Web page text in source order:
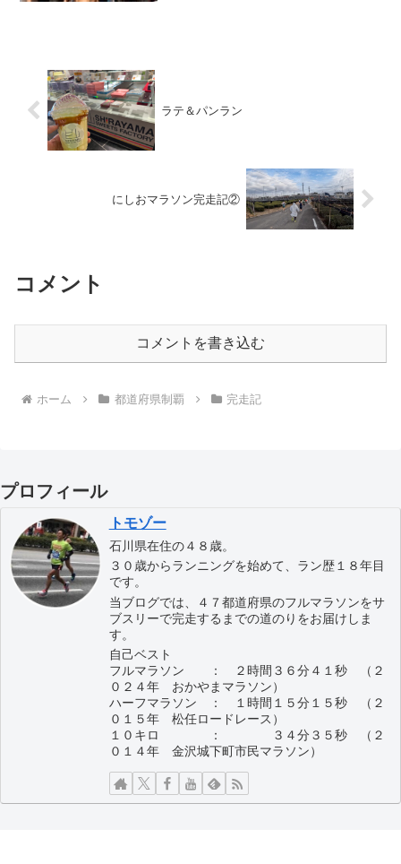
ラテ＆パンラン
にしおマラソン完走記②
コメント
コメントを書き込む
ホーム 都道府県制覇 完走記
プロフィール
トモゾー
石川県在住の４８歳。
３０歳からランニングを始めて、ラン歴１８年目
です。
当ブログでは、４７都道府県のフルマラソンをサ
ブスリーで完走するまでの道のりをお届けしま
す。
自己ベスト
フルマラソン ： ２時間３６分４１秒 （２
０２４年 おかやまマラソン）
ハーフマラソン ： １時間１５分１５秒 （２
０１５年 松任ロードレース）
１０キロ ： ３４分３５秒 （２
０１４年 金沢城下町市民マラソン）